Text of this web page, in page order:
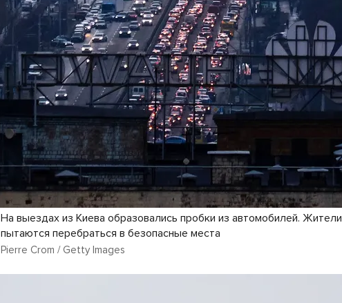
На выездах из Киева образовались пробки из автомобилей. Жители
пытаются перебраться в безопасные места
Pierre Crom / Getty Images